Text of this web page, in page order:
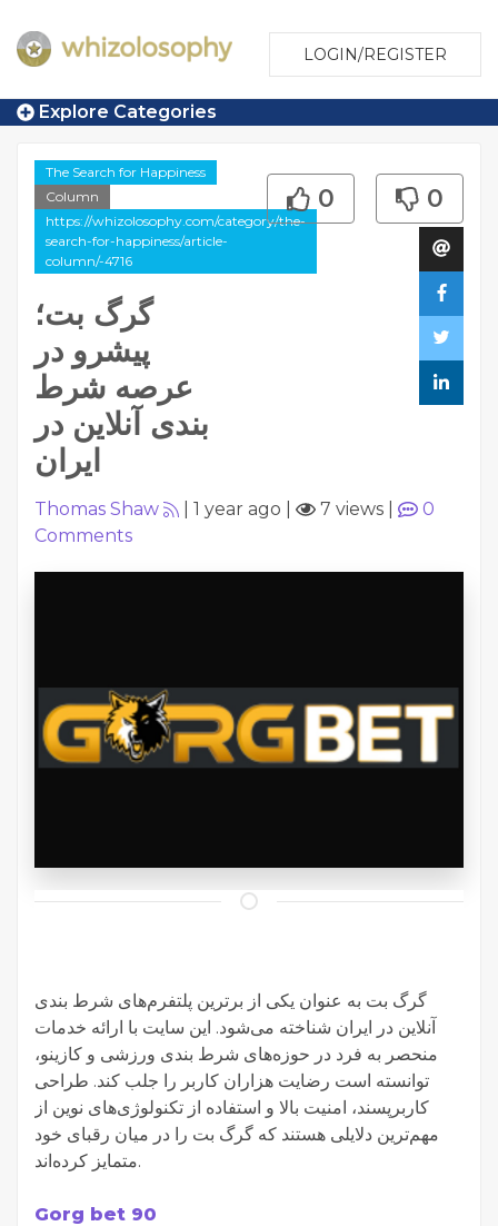
LOGIN/REGISTER
Explore Categories
The Search for Happiness
Column
https://whizolosophy.com/category/the-
search-for-happiness/article-
column/-4716
گرگ بت؛
پیشرو در
عرصه شرط
بندی آنلاین در
ایران
0 0
Thomas Shaw 1 year ago 7 views
0
Comments
گرگ بت به عنوان یکی از برترین پلتفرم‌های شرط بندی
آنلاین در ایران شناخته می‌شود. این سایت با ارائه خدمات
منحصر به فرد در حوزه‌های شرط بندی ورزشی و کازینو،
توانسته است رضایت هزاران کاربر را جلب کند. طراحی
کاربرپسند، امنیت بالا و استفاده از تکنولوژی‌های نوین از
مهم‌ترین دلایلی هستند که گرگ بت را در میان رقبای خود
متمایز کرده‌اند.
Gorg bet 90